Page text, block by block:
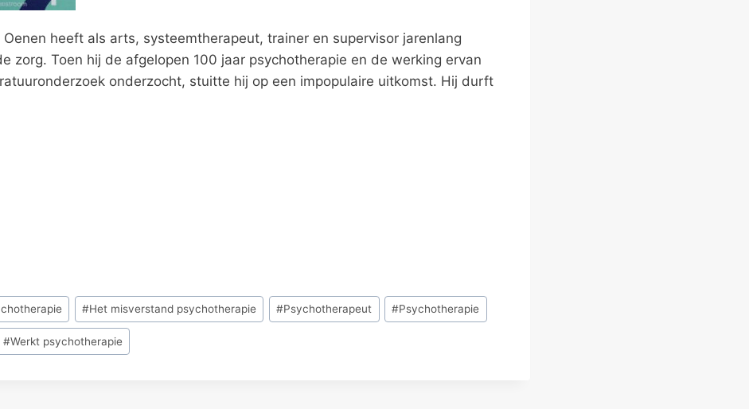
Oenen heeft als arts, systeemtherapeut, trainer en supervisor jarenlang
zorg. Toen hij de afgelopen 100 jaar psychotherapie en de werking ervan
onderzocht, stuitte hij op een impopulaire uitkomst. Hij durft
#Het misverstand psychotherapie #Psychotherapeut #Psychotherapie
#Werkt psychotherapie